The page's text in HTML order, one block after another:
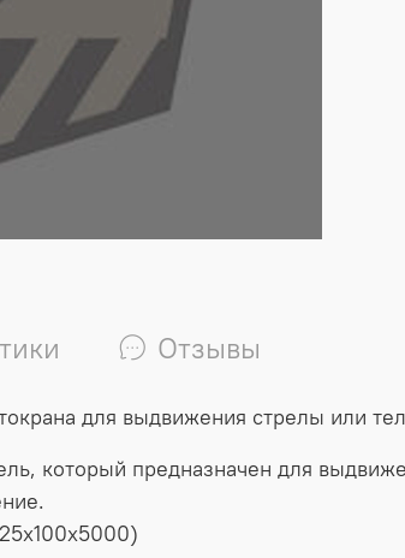
Отзывы
для выдвижения стрелы или
, который предназначен для
.